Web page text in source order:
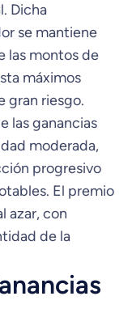
Dicha
se mantiene
las montos de
máximos
gran riesgo.
las ganancias
moderada,
progresivo
El premio
azar, con
de la